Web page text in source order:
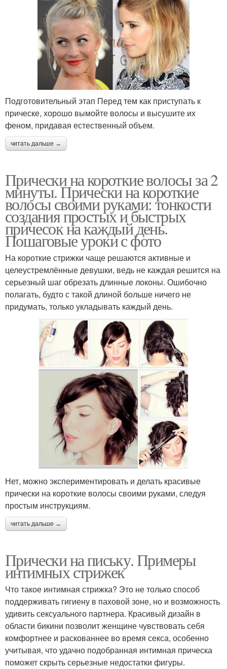
Подготовительный этап Перед тем как приступать к
прическе, хорошо вымойте волосы и высушите их
феном, придавая естественный объем.
читать дальше →
Прически на короткие волосы за 2
минуты. Прически на короткие
волосы своими руками: тонкости
создания простых и быстрых
причесок на каждый день.
Пошаговые уроки с фото
На короткие стрижки чаще решаются активные и
целеустремлённые девушки, ведь не каждая решится на
серьезный шаг обрезать длинные локоны. Ошибочно
полагать, будто с такой длиной больше ничего не
придумать, только укладывать каждый день.
Нет, можно экспериментировать и делать красивые
прически на короткие волосы своими руками, следуя
простым инструкциям.
читать дальше →
Прически на письку. Примеры
интимных стрижек
Что такое интимная стрижка? Это не только способ
поддерживать гигиену в паховой зоне, но и возможность
удивить сексуального партнера. Красивый дизайн в
области бикини позволит женщине чувствовать себя
комфортнее и раскованнее во время секса, особенно
учитывая, что удачно подобранная интимная прическа
поможет скрыть серьезные недостатки фигуры.